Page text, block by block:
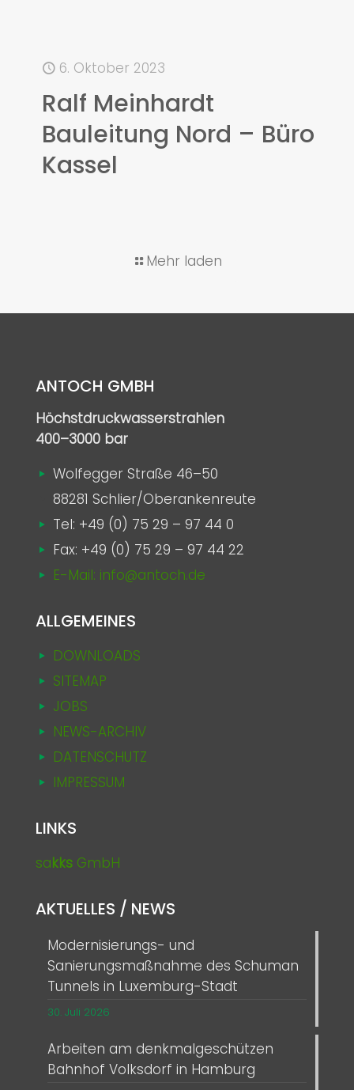
6. Oktober 2023
Ralf Meinhardt
Bauleitung Nord – Büro
Kassel
Mehr laden
ANTOCH GMBH
Höchstdruckwasserstrahlen
400–3000 bar
Wolfegger Straße 46–50
88281 Schlier/Oberankenreute
Tel: +49 (0) 75 29 – 97 44 0
Fax: +49 (0) 75 29 – 97 44 22
E-Mail: info@antoch.de
ALLGEMEINES
DOWNLOADS
SITEMAP
JOBS
NEWS-ARCHIV
DATENSCHUTZ
IMPRESSUM
LINKS
sakks GmbH
AKTUELLES / NEWS
Modernisierungs- und
Sanierungsmaßnahme des Schuman
Tunnels in Luxemburg-Stadt
30. Juli 2026
Arbeiten am denkmalgeschützen
Bahnhof Volksdorf in Hamburg